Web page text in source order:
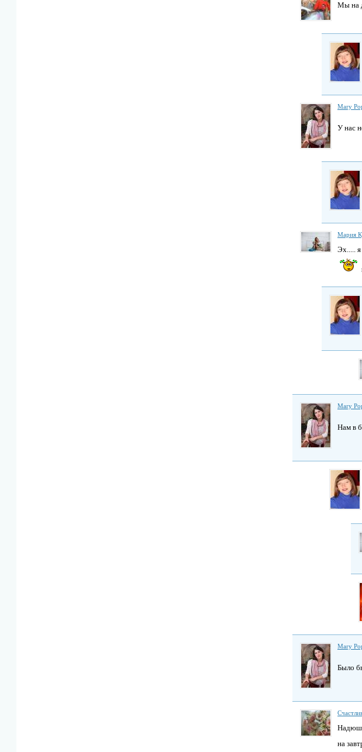
Мы на
Mary
У нас
Мария
Эх.....
Mary
Нам в
Mary
Было
Надюш,
на